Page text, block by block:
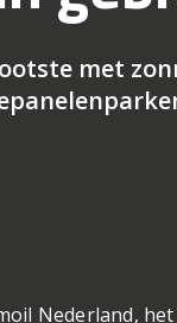
met
Nederland,